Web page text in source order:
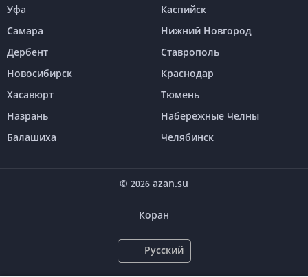
Уфа
Каспийск
Самара
Нижний Новгород
Дербент
Ставрополь
Новосибирск
Краснодар
Хасавюрт
Тюмень
Назрань
Набережные Челны
Балашиха
Челябинск
© 2026 azan.su
Коран
Русский